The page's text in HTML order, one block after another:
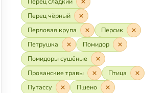
Перец чёрный
Перловая крупа
Персик
Петрушка
Помидор
Помидоры сушёные
Прованские травы
Птица
Путассу
Пшено